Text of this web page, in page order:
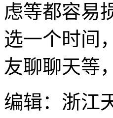
虑等都容易
选一个时间
友聊聊天等
编辑：浙江